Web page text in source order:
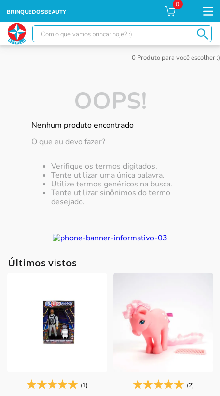
BRINQUEDOSBEAUTY
0
Com o que vamos brincar hoje? :)
0 Produto
OOPS!
Nenhum produto encontrado
O que eu devo fazer?
Verifique os termos digitados.
Tente utilizar uma única palavra.
Utilize termos genéricos na busca.
Tente utilizar sinônimos do termo
desejado.
Últimos vistos
(1) (2)
º
xuxa
7º
ponei
8º
boneca xuxa